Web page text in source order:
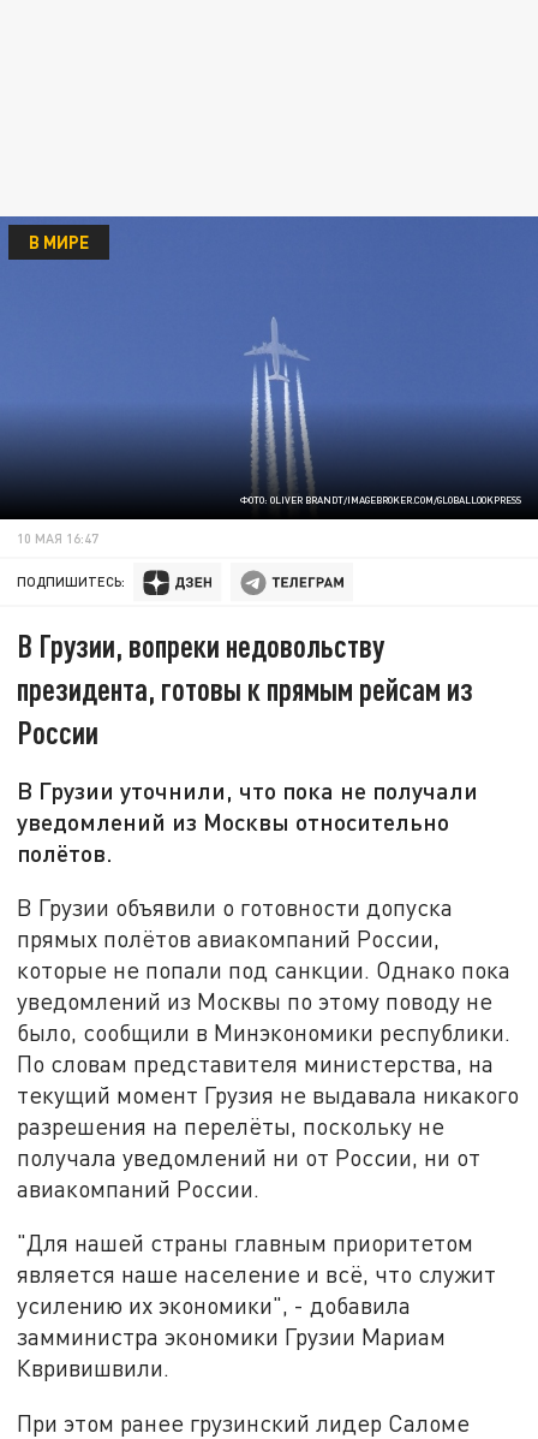
ФОТО: OLIVER BRANDT/IMAGEBROKER.COM/GLOBALLOOKPRESS
В МИРЕ
10 МАЯ 16:47
ПОДПИШИТЕСЬ:
В Грузии, вопреки недовольству
президента, готовы к прямым рейсам из
России
В Грузии уточнили, что пока не получали
уведомлений из Москвы относительно
полётов.
В Грузии объявили о готовности допуска
прямых полётов авиакомпаний России,
которые не попали под санкции. Однако пока
уведомлений из Москвы по этому поводу не
было, сообщили в Минэкономики республики.
По словам представителя министерства, на
текущий момент Грузия не выдавала никакого
разрешения на перелёты, поскольку не
получала уведомлений ни от России, ни от
авиакомпаний России.
"Для нашей страны главным приоритетом
является наше население и всё, что служит
усилению их экономики", - добавила
замминистра экономики Грузии Мариам
Квривишвили.
При этом ранее грузинский лидер Саломе